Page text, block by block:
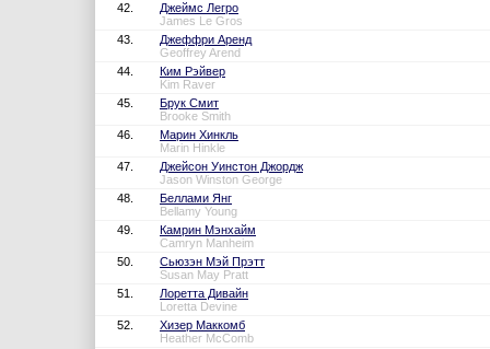
42.
Джеймс Легро
James Le Gros
43.
Джеффри Аренд
Geoffrey Arend
44.
Ким Рэйвер
Kim Raver
45.
Брук Смит
Brooke Smith
46.
Марин Хинкль
Marin Hinkle
47.
Джейсон Уинстон Джордж
Jason Winston George
48.
Беллами Янг
Bellamy Young
49.
Камрин Мэнхайм
Camryn Manheim
50.
Сьюзэн Мэй Прэтт
Susan May Pratt
51.
Лоретта Дивайн
Loretta Devine
52.
Хизер Маккомб
Heather McComb